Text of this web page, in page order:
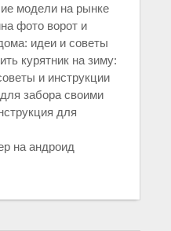
модели на рынке
фото ворот и
идеи и советы
курятник на зиму:
и инструкции
забора своими
для
на андроид